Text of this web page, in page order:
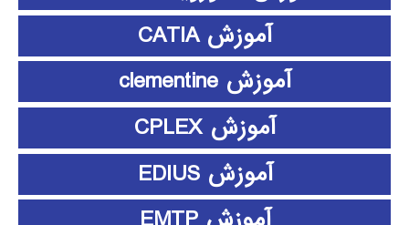
آموزش CATIA
آموزش clementine
آموزش CPLEX
آموزش EDIUS